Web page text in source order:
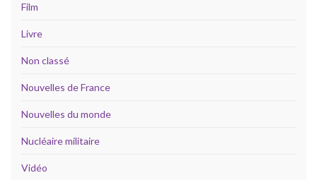
Film
Livre
Non classé
Nouvelles de France
Nouvelles du monde
Nucléaire militaire
Vidéo